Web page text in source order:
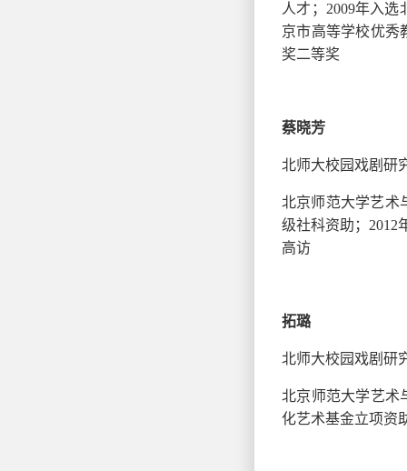
人才；2009年入
京市高等学校优秀
奖二等奖
蔡晓芳
北师大校园戏剧研
北京师范大学艺术
级社科资助；2012
高访
拓璐
北师大校园戏剧研
北京师范大学艺术
化艺术基金立项资